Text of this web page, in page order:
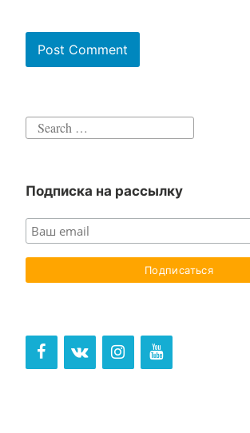
Search
Подписка на рассылку